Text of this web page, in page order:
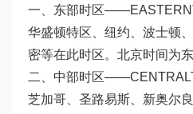
一、东部时区
华盛顿特区、纽约、波士顿
密等在此时区。北京时间为
二、中部时区
芝加哥、圣路易斯、新奥尔